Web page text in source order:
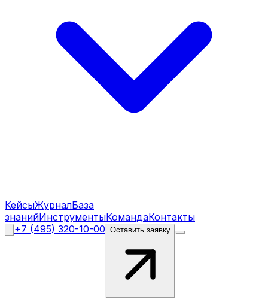
КейсыЖурналБаза
знанийИнструментыКомандаКонтакты
+7 (495) 320-10-00 Оставить заявку